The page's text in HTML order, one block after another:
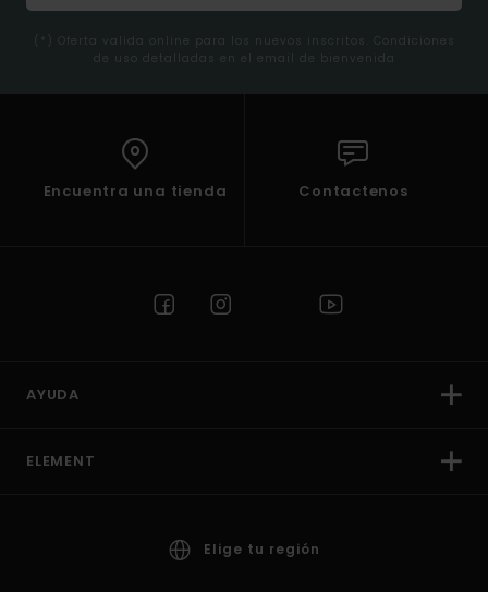
(*) Oferta valida online para los nuevos inscritos. Condiciones
de uso detalladas en el email de bienvenida
Encuentra una tienda Contactenos
AYUDA
ELEMENT
Elige tu región